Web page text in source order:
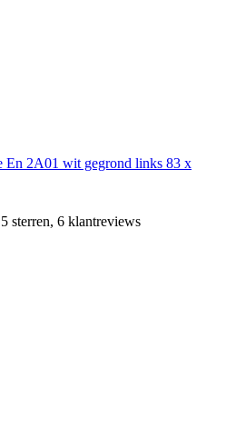
En 2A01 wit gegrond links 83 x
sterren, 6 klantreviews